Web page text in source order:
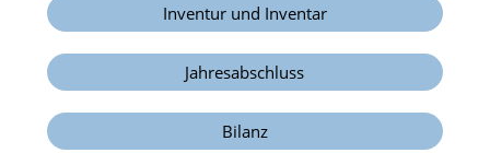
Inventur und Inventar
Jahresabschluss
Bilanz